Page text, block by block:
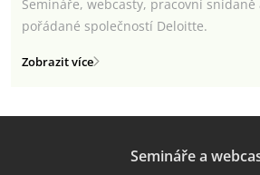
Semináře, webcasty, pracovní snídaně
pořádané společností Deloitte.
Zobrazit více
Semináře a